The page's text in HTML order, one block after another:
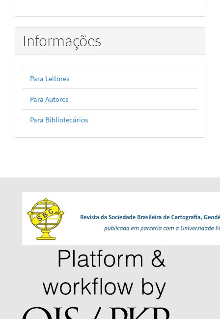
Informações
Para Leitores
Para Autores
Para Bibliotecários